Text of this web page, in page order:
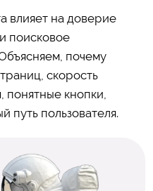
влияет на доверие
поисковое
почему
скорость
понятные кнопки,
путь пользователя.